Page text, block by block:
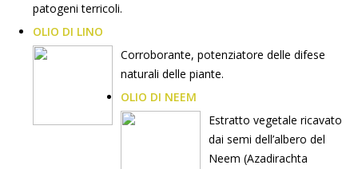
patogeni terricoli.
OLIO DI LINO
Corroborante, potenziatore delle difese
naturali delle piante.
OLIO DI NEEM
Estratto vegetale ricavato
dai semi dell’albero del
Neem (Azadirachta